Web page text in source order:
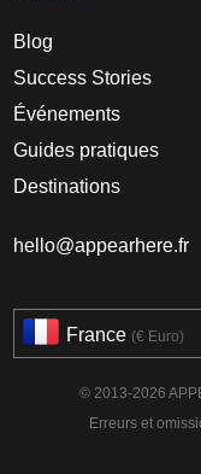
Blog
Success Stories
Événements
Guides pratiques
Destinations
hello@appearhere.fr
France (€ Euro)
© 2013-2026
Erreurs et